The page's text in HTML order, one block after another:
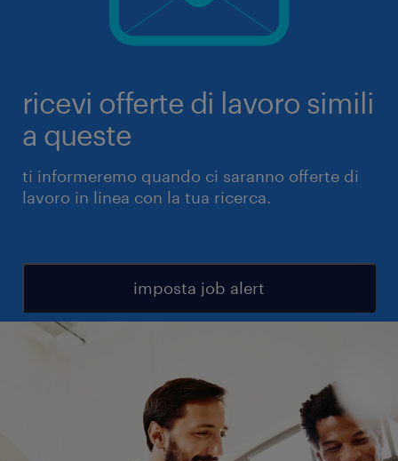
ricevi offerte di lavoro simili
a queste
ti informeremo quando ci saranno offerte di
lavoro in linea con la tua ricerca.
imposta job alert